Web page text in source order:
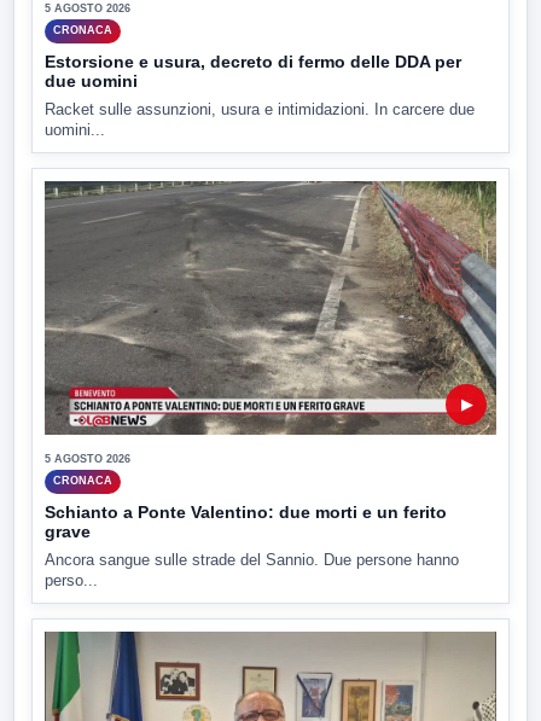
5 AGOSTO 2026
CRONACA
Estorsione e usura, decreto di fermo delle DDA per
due uomini
Racket sulle assunzioni, usura e intimidazioni. In carcere due
uomini...
▶
5 AGOSTO 2026
CRONACA
Schianto a Ponte Valentino: due morti e un ferito
grave
Ancora sangue sulle strade del Sannio. Due persone hanno
perso...